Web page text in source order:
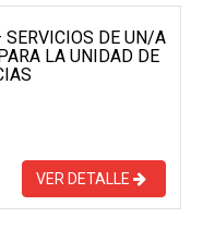
DE UN/A
LA UNIDAD DE
VER DETALLE